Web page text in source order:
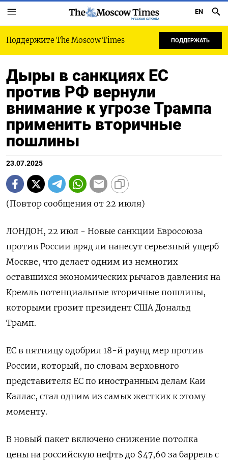
РУССКАЯ СЛУЖБА
EN
Поддержите The Moscow Times ПОДДЕРЖАТЬ
Дыры в санкциях ЕС
против РФ вернули
внимание к угрозе Трампа
применить вторичные
пошлины
23.07.2025
(Повтор сообщения от 22 июля)
ЛОНДОН, 22 июл - Новые санкции Евросоюза
против России вряд ли нанесут серьезный ущерб
Москве, что делает одним из немногих
оставшихся экономических рычагов давления на
Кремль потенциальные вторичные пошлины,
которыми грозит президент США Дональд
Трамп.
ЕС в пятницу одобрил 18-й раунд мер против
России, который, по словам верховного
представителя ЕС по иностранным делам Каи
Каллас, стал одним из самых жестких к этому
моменту.
В новый пакет включено снижение потолка
цены на российскую нефть до $47,60 за баррель с